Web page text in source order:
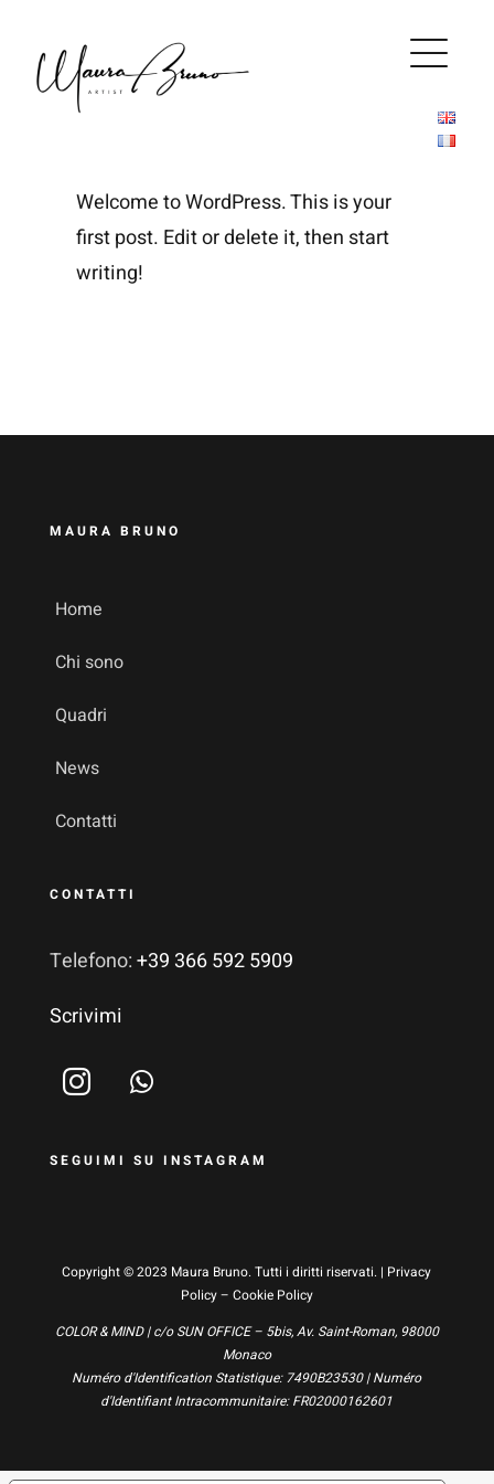
contenuto
Welcome to WordPress. This is your
first post. Edit or delete it, then start
writing!
MAURA BRUNO
Home
Chi sono
Quadri
News
Contatti
CONTATTI
Telefono:+39 366 592 5909
Scrivimi
SEGUIMI SU INSTAGRAM
Copyright © 2023 Maura Bruno. Tutti i diritti riservati. | Privacy
Policy– Cookie Policy
COLOR & MIND | c/o SUN OFFICE – 5bis, Av. Saint-Roman, 98000
Monaco
Numéro d'Identification Statistique: 7490B23530 | Numéro
d'Identifiant Intracommunitaire: FR02000162601